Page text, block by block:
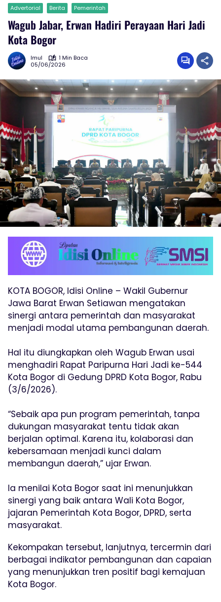
Advertorial Berita Pemerintah
Wagub Jabar, Erwan Hadiri Perayaan Hari Jadi
Kota Bogor
Imul
1 Min Baca
05/06/2026
KOTA BOGOR, Idisi Online – Wakil Gubernur
Jawa Barat Erwan Setiawan mengatakan
sinergi antara pemerintah dan masyarakat
menjadi modal utama pembangunan daerah.
Hal itu diungkapkan oleh Wagub Erwan usai
menghadiri Rapat Paripurna Hari Jadi ke-544
Kota Bogor di Gedung DPRD Kota Bogor, Rabu
(3/6/2026).
“Sebaik apa pun program pemerintah, tanpa
dukungan masyarakat tentu tidak akan
berjalan optimal. Karena itu, kolaborasi dan
kebersamaan menjadi kunci dalam
membangun daerah,” ujar Erwan.
Ia menilai Kota Bogor saat ini menunjukkan
sinergi yang baik antara Wali Kota Bogor,
jajaran Pemerintah Kota Bogor, DPRD, serta
masyarakat.
Kekompakan tersebut, lanjutnya, tercermin dari
berbagai indikator pembangunan dan capaian
yang menunjukkan tren positif bagi kemajuan
Kota Bogor.